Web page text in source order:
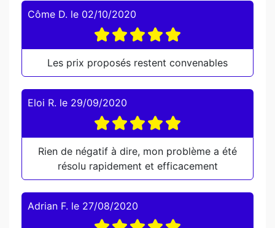
Côme D. le 02/10/2020
Les prix proposés restent convenables
Eloi R. le 29/09/2020
Rien de négatif à dire, mon problème a été
résolu rapidement et efficacement
Adrian F. le 27/08/2020